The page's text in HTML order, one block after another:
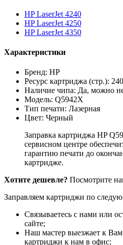
HP LaserJet 4240
HP LaserJet 4250
HP LaserJet 4350
Характеристики
Бренд: HP
Ресурс картриджа (стр.):
Наличие чипа: Да, можно
Модель: Q5942X
Тип печати: Лазерная
Цвет: Черный
Заправка картриджа HP
сервисном центре
гарантию печати до
картридже.
Хотите дешевле? Посмотрите
Заправляем картриджи по
Связываетесь с нами или
сайте;
Наш мастер выезжает к
картриджи к нам в офис;